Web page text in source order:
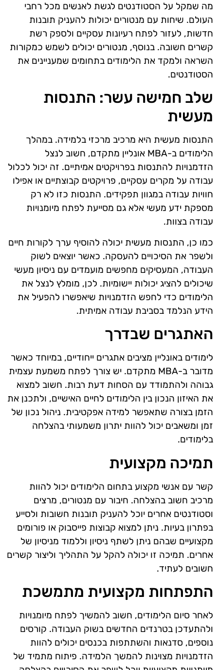
מה שמקל על הסטודנטים לגשת לאנשים מכל רחבי
העולם. שיחות עם מנטורים יכולות להעניק תובנות
חדשות, לעזור לפתח רעיונות עסקיים ולספק רשת
קשרים חשובה. בנוסף, מנטורים יכולים לשמש כמקורות
השראה ולמקד את הלימודים בתחומים שמעניינים את
הסטודנטים.
שלב חמישה עשר: התנסות
מעשית
התנסות מעשית היא מרכיב מרכזי בלמידה. במהלך
הלימודים ב-MBA אונליין מתקדם, חשוב לנצל
הזדמנויות להתנסות בפרויקטים אמיתיים. זה יכול לכלול
עבודה על מקרים עסקיים, פרויקטים קבוצתיים או אפילו
חוויות עבודה במגוון תפקידים. התנסות כזו לא רק
מספקת ידע מעשי אלא גם מסייעת לפתח מיומנויות
עבודה בצוות.
כמו כן, התנסות מעשית יכולה להוסיף ערך לקורות חיים
ולשפר את הסיכויים להעסקה. כאשר יוצאים לשוק
העבודה, המעסיקים מחפשים מועמדים עם ניסיון מעשי
שיכולים להציג יכולות יישומיות. לכן, מומלץ לנצל את
הלימודים כדי לחפש הזדמנויות שיאפשרו להפעיל את
הידע הנלמד בסביבת עבודה אמיתית.
האתגרים שבדרך
לימודים באונליין מציבים אתגרים ייחודיים, במיוחד כאשר
מדובר ב-MBA מתקדם. יש צורך לפתח משמעת עצמית
גבוהה ולהתמודד עם הסחות דעת רבות. חשוב למצוא
את האיזון הנכון בין הלימודים לחיים האישיים, ולתכנן את
הזמן בצורה שתאפשר למידה אפקטיבית. ניהול נכון של
זמן ומשאבים יכול להוות יתרון משמעותי בהצלחה
בלימודים.
תמיכה מקצועית
קשר עם אנשי מקצוע בתחום הלימודים יכול להוות
מרכיב חשוב בהצלחה. חיבור עם מנטורים, מרצים
וסטודנטים אחרים יוכל להעניק תובנות חשובות ולסייע
בפתרון בעיות. ניתן למצוא קבוצות פייסבוק או פורומים
מקצועיים שבהם ניתן לשתף ניסיון וללמוד מניסיון של
אחרים. תמיכה זו יכולה להקל על התהליך וליצור קשרים
חשובים לעתיד.
התפתחות מקצועית מתמשכת
לאחר סיום הלימודים, חשוב להמשיך לפתח מיומנויות
ולהתעדכן בטרנדים החדשים בשוק העבודה. קורסים
נוספים, סדנאות והשתתפות בכנסים יכולים להוות
הזדמנויות מצוינות להמשך הלמידה. פיתוח מתמיד של